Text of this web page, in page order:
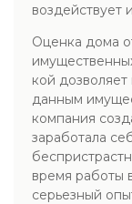
воздействует
Оценка дома
кой
данным
компания
заработала
время работы
серьезный